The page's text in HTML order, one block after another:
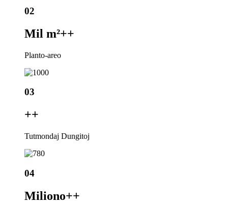
02
Mil m²++
Planto-areo
03
++
Tutmondaj Dungitoj
04
Miliono++